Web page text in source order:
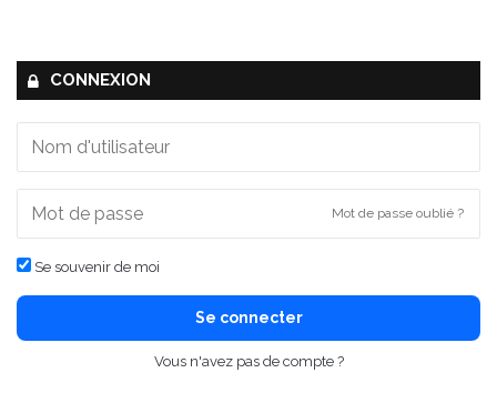
CONNEXION
Mot de passe oublié ?
Se souvenir de moi
Se connecter
Vous n'avez pas de compte ?